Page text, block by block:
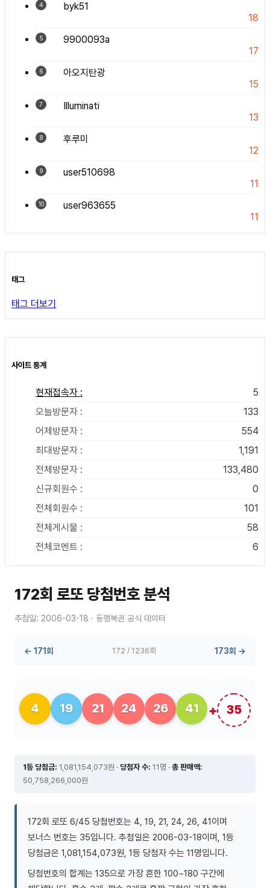
4
byk51
18
5
9900093a
17
6
아오지탄광
15
7
Illuminati
13
8
후루미
12
9
user510698
11
10
user963655
11
태그
태그 더보기
사이트 통계
현재접속자 :
5
오늘방문자 :
133
어제방문자 :
554
최대방문자 :
1,191
전체방문자 :
133,480
신규회원수 :
0
전체회원수 :
101
전체게시물 :
58
전체코멘트 :
6
172회 로또 당첨번호 분석
추첨일: 2006-03-18 · 동행복권 공식 데이터
← 171회 172 / 1236회 173회 →
4 19 21 24 26 41 35
1등 당첨금: 1,081,154,073원 · 당첨자 수: 11명 · 총 판매액:
50,758,266,000원
172회 로또 6/45 당첨번호는 4, 19, 21, 24, 26, 41이며
보너스 번호는 35입니다. 추첨일은 2006-03-18이며, 1등
당첨금은 1,081,154,073원, 1등 당첨자 수는 11명입니다.
당첨번호의 합계는 135으로 가장 흔한 100~180 구간에